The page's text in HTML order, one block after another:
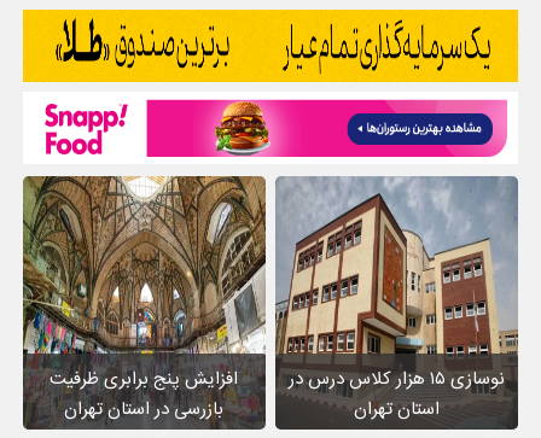
نوسازی ۱۵ هزار کلاس درس در
استان تهران
افزایش پنج برابری ظرفیت
بازرسی در استان تهران